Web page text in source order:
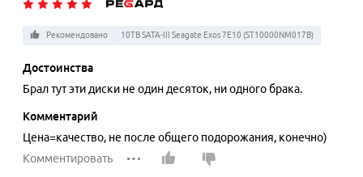
Рекомендовано 10TB SATA-III Seagate Exos 7E10 (ST10000NM017B)
Достоинства
Брал тут эти диски не один десяток, ни одного брака.
Комментарий
Цена=качество, не после общего подорожания, конечно)
Комментировать